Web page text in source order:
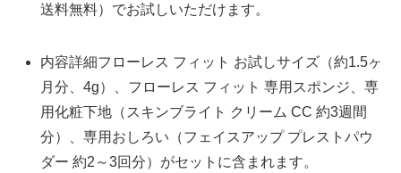
送料無料）でお試しいただけます。
内容詳細フローレス フィット お試しサイズ（約1.5ヶ
月分、4g）、フローレス フィット 専用スポンジ、専
用化粧下地（スキンブライト クリーム CC 約3週間
分）、専用おしろい（フェイスアップ プレストパウ
ダー 約2～3回分）がセットに含まれます。